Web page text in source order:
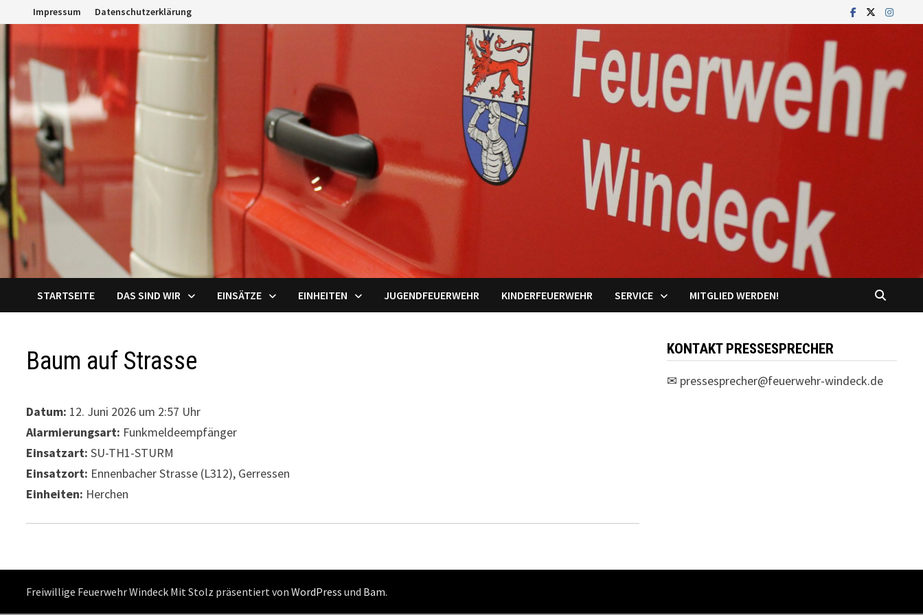
Inhalt
springen
Impressum Datenschutzerklärung
STARTSEITE DAS SIND WIR EINSÄTZE EINHEITEN JUGENDFEUERWEHR KINDERFEUERWEHR SERVICE MITGLIED WERDEN!
Baum auf Strasse
Datum: 12. Juni 2026 um 2:57 Uhr
Alarmierungsart: Funkmeldeempfänger
Einsatzart: SU-TH1-STURM
Einsatzort: Ennenbacher Strasse (L312), Gerressen
Einheiten: Herchen
KONTAKT PRESSESPRECHER
✉ pressesprecher@feuerwehr-windeck.de
Freiwillige Feuerwehr Windeck Mit Stolz präsentiert vonWordPress und Bam.